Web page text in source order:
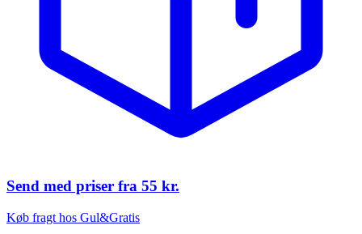
Send med priser fra 55 kr.
Køb fragt hos Gul&Gratis